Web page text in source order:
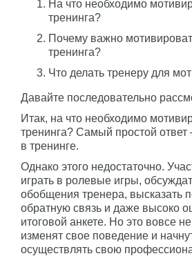
На что необходимо
тренинга?
Почему важно
тренинга?
Что делать тренеру для
Давайте последовательно
Итак, на что необходимо
тренинга? Самый простой
в тренинге.
Однако этого недостаточно.
играть в ролевые игры,
обобщения тренера, высказать
обратную связь и даже высоко
итоговой анкете. Но это вовсе
изменят свое поведение и
осуществлять свою